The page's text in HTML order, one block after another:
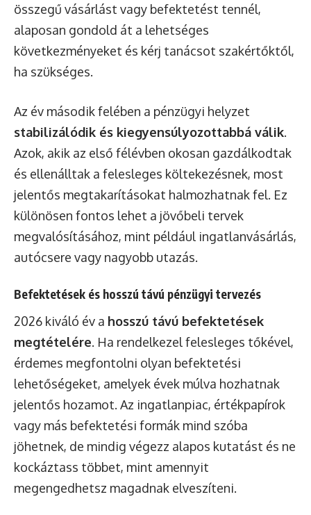
összegű vásárlást vagy befektetést tennél,
alaposan gondold át a lehetséges
következményeket és kérj tanácsot szakértőktől,
ha szükséges.
Az év második felében a pénzügyi helyzet
stabilizálódik és kiegyensúlyozottabbá válik.
Azok, akik az első félévben okosan gazdálkodtak
és ellenálltak a felesleges költekezésnek, most
jelentős megtakarításokat halmozhatnak fel. Ez
különösen fontos lehet a jövőbeli tervek
megvalósításához, mint például ingatlanvásárlás,
autócsere vagy nagyobb utazás.
Befektetések és hosszú távú pénzügyi tervezés
2026 kiváló év a hosszú távú befektetések
megtételére. Ha rendelkezel felesleges tőkével,
érdemes megfontolni olyan befektetési
lehetőségeket, amelyek évek múlva hozhatnak
jelentős hozamot. Az ingatlanpiac, értékpapírok
vagy más befektetési formák mind szóba
jöhetnek, de mindig végezz alapos kutatást és ne
kockáztass többet, mint amennyit
megengedhetsz magadnak elveszíteni.